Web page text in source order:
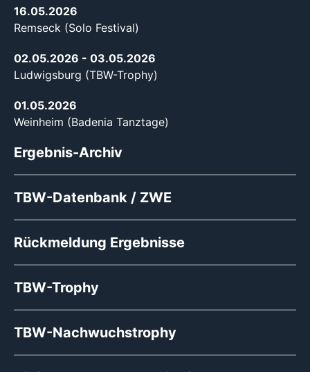
16.05.2026
Remseck (Solo Festival)
02.05.2026 - 03.05.2026
Ludwigsburg (TBW-Trophy)
01.05.2026
Weinheim (Badenia Tanztage)
Ergebnis-Archiv
TBW-Datenbank / ZWE
Rückmeldung Ergebnisse
TBW-Trophy
TBW-Nachwuchstrophy